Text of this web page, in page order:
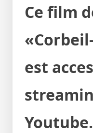
Ce film
est
Youtube.